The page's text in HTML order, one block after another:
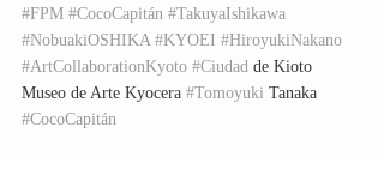
#FPM #CocoCapitán #TakuyaIshikawa
#NobuakiOSHIKA #KYOEI #HiroyukiNakano
#ArtCollaborationKyoto #Ciudad de Kioto
Museo de Arte Kyocera #Tomoyuki Tanaka
#CocoCapitán